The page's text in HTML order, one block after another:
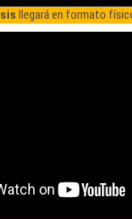
llegará en formato